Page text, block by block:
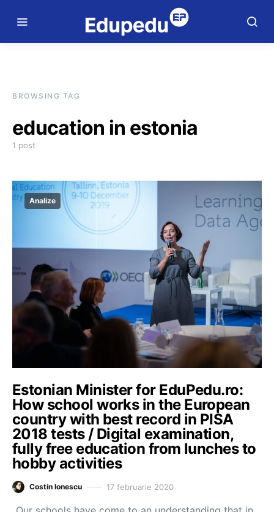
BROWSING TAG
education in estonia
1 post
Analize
Estonian Minister for EduPedu.ro:
How school works in the European
country with best record in PISA
2018 tests / Digital examination,
fully free education from lunches to
hobby activities
Costin Ionescu 17 februarie 2020